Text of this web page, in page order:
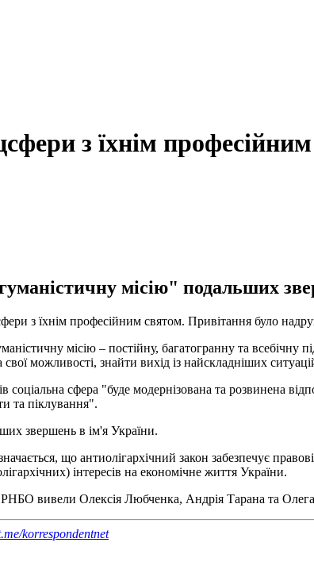
з їхнім
місію" подальших
з їхнім професійним святом. Привітання було
місію – постійну, багатогранну та всебічну
можливості, знайти вихід із найскладніших
сфера "буде модернізована та розвинена
та піклування".
звершень в ім'я України.
що антиолігархічний закон забезпечує
інтересів на економічне життя України.
РНБО вивели Олексія Любченка, Андрія Тарана та
korrespondentnet